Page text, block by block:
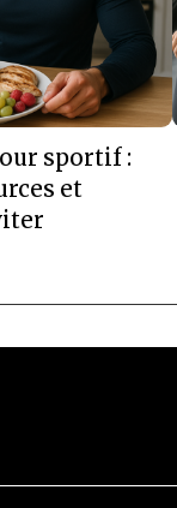
sportif :
et